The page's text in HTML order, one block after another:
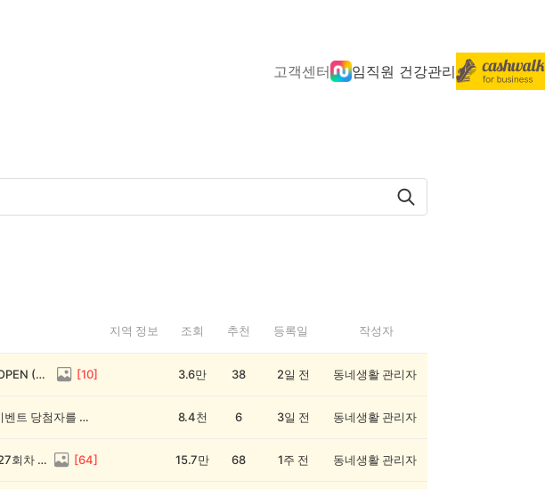
고객센터 임직원 건강관리
지역 정보 조회 추천 등록일 작성자
전원 1,000캐시! 🥳 우리 동네 썰전 14회차 OPEN (~8/17) [10] 3.6만 38 2일 전 동네생활 관리자
💰[당첨자 발표] 26회차 우리 동네 정보왕 이벤트 당첨자를 발표합니다! 8.4천 6 3일 전 동네생활 관리자
💸 전원 2,000캐시 지급! 우리 동네 정보왕 27회차 (~8/10) [64] 15.7만 68 1주 전 동네생활 관리자